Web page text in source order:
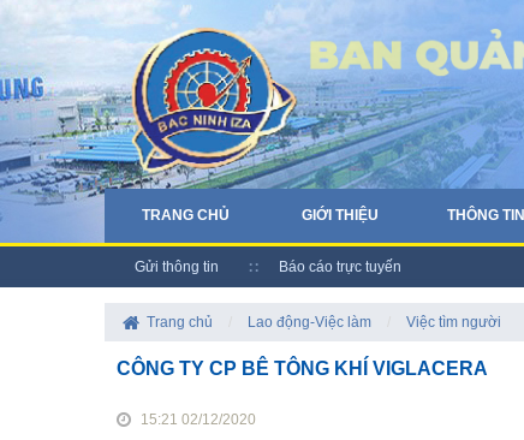
TRANG CHỦ GIỚI THIỆU THÔNG TIN
Gửi thông tin Báo cáo trực tuyến
Trang chủ Lao động-Việc làm Việc tìm người
CÔNG TY CP BÊ TÔNG KHÍ VIGLACERA
15:21 02/12/2020